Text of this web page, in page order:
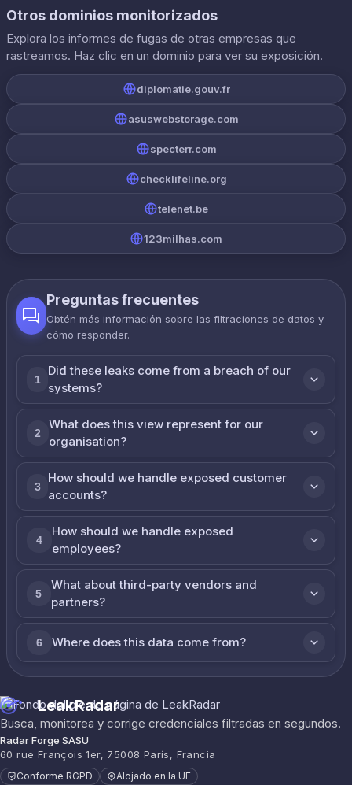
Otros dominios monitorizados
Explora los informes de fugas de otras empresas que
rastreamos. Haz clic en un dominio para ver su exposición.
diplomatie.gouv.fr
asuswebstorage.com
specterr.com
checklifeline.org
telenet.be
123milhas.com
Preguntas frecuentes
Obtén más información sobre las filtraciones de datos y
cómo responder.
1
Did these leaks come from a breach of our
systems?
2
What does this view represent for our
organisation?
3
How should we handle exposed customer
accounts?
4
How should we handle exposed
employees?
5
What about third-party vendors and
partners?
6 Where does this data come from?
LeakRadar
Busca, monitorea y corrige credenciales filtradas en segundos.
Radar Forge SASU
60 rue François 1er, 75008 París, Francia
Conforme RGPD Alojado en la UE